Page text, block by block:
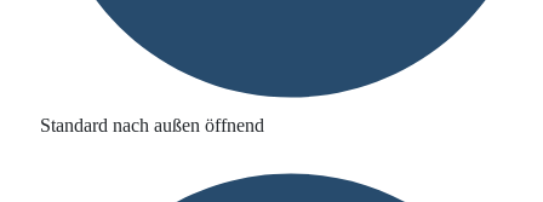
Standard nach außen öffnend